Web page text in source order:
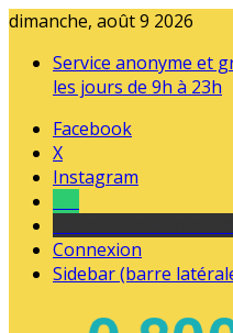
dimanche, août 9 2026
Service anonyme et
les jours de 9h à 23h
Facebook
X
Instagram
Connexion
Sidebar (barre